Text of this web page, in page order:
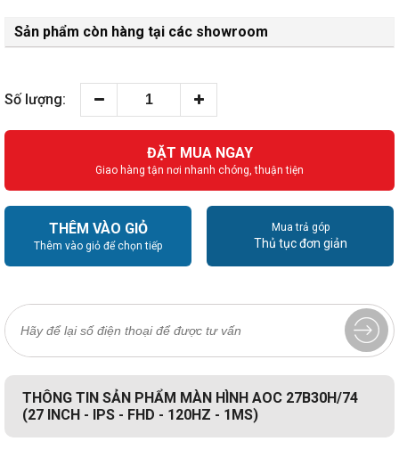
Sản phẩm còn hàng tại các showroom
Số lượng:
ĐẶT MUA NGAY
Giao hàng tận nơi nhanh chóng, thuận tiện
THÊM VÀO GIỎ
Thêm vào giỏ để chọn tiếp
Mua trả góp
Thủ tục đơn giản
THÔNG TIN SẢN PHẨM MÀN HÌNH AOC 27B30H/74
(27 INCH - IPS - FHD - 120HZ - 1MS)